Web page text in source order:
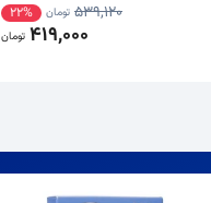
539,120 تومان 22%
419,000 تومان